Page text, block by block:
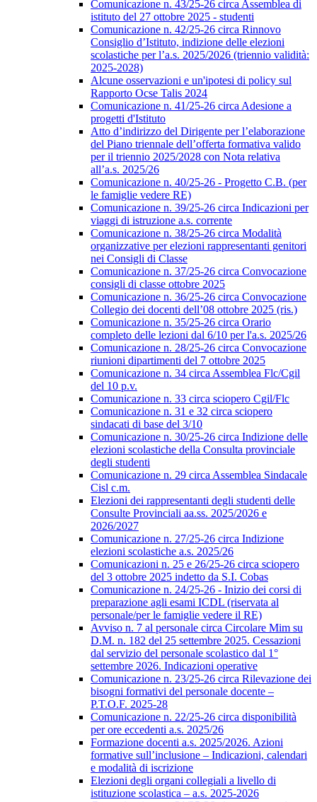
Comunicazione n. 43/25-26 circa Assemblea di
istituto del 27 ottobre 2025 - studenti
Comunicazione n. 42/25-26 circa Rinnovo
Consiglio d’Istituto, indizione delle elezioni
scolastiche per l’a.s. 2025/2026 (triennio validità:
2025-2028)
Alcune osservazioni e un'ipotesi di policy sul
Rapporto Ocse Talis 2024
Comunicazione n. 41/25-26 circa Adesione a
progetti d'Istituto
Atto d’indirizzo del Dirigente per l’elaborazione
del Piano triennale dell’offerta formativa valido
per il triennio 2025/2028 con Nota relativa
all’a.s. 2025/26
Comunicazione n. 40/25-26 - Progetto C.B. (per
le famiglie vedere RE)
Comunicazione n. 39/25-26 circa Indicazioni per
viaggi di istruzione a.s. corrente
Comunicazione n. 38/25-26 circa Modalità
organizzative per elezioni rappresentanti genitori
nei Consigli di Classe
Comunicazione n. 37/25-26 circa Convocazione
consigli di classe ottobre 2025
Comunicazione n. 36/25-26 circa Convocazione
Collegio dei docenti dell’08 ottobre 2025 (ris.)
Comunicazione n. 35/25-26 circa Orario
completo delle lezioni dal 6/10 per l'a.s. 2025/26
Comunicazione n. 28/25-26 circa Convocazione
riunioni dipartimenti del 7 ottobre 2025
Comunicazione n. 34 circa Assemblea Flc/Cgil
del 10 p.v.
Comunicazione n. 33 circa sciopero Cgil/Flc
Comunicazione n. 31 e 32 circa sciopero
sindacati di base del 3/10
Comunicazione n. 30/25-26 circa Indizione delle
elezioni scolastiche della Consulta provinciale
degli studenti
Comunicazione n. 29 circa Assemblea Sindacale
Cisl c.m.
Elezioni dei rappresentanti degli studenti delle
Consulte Provinciali aa.ss. 2025/2026 e
2026/2027
Comunicazione n. 27/25-26 circa Indizione
elezioni scolastiche a.s. 2025/26
Comunicazioni n. 25 e 26/25-26 circa sciopero
del 3 ottobre 2025 indetto da S.I. Cobas
Comunicazione n. 24/25-26 - Inizio dei corsi di
preparazione agli esami ICDL (riservata al
personale/per le famiglie vedere il RE)
Avviso n. 7 al personale circa Circolare Mim su
D.M. n. 182 del 25 settembre 2025. Cessazioni
dal servizio del personale scolastico dal 1°
settembre 2026. Indicazioni operative
Comunicazione n. 23/25-26 circa Rilevazione dei
bisogni formativi del personale docente –
P.T.O.F. 2025-28
Comunicazione n. 22/25-26 circa disponibilità
per ore eccedenti a.s. 2025/26
Formazione docenti a.s. 2025/2026. Azioni
formative sull’inclusione – Indicazioni, calendari
e modalità di iscrizione
Elezioni degli organi collegiali a livello di
istituzione scolastica – a.s. 2025-2026